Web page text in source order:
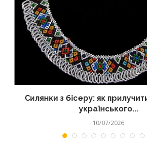
Силянки з бісеру: як
українського...
10/07/2026